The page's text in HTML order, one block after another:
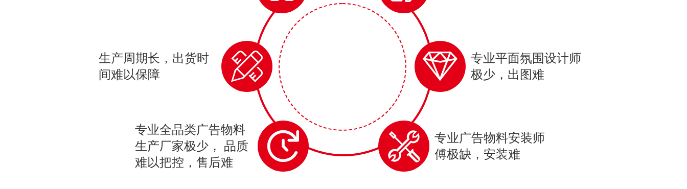
生产周期长，出货时
间难以保障
专业平面氛围设计师
极少，出图难
专业广告物料安装师
傅极缺，安装难
专业全品类广告物料
生产厂家极少， 品质
难以把控，售后难